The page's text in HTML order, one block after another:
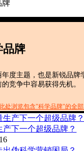
品牌
度主题，也是新锐品
竞争中容易获得先机。
处浏览包含"科学品牌"的全
下一个超级品牌？